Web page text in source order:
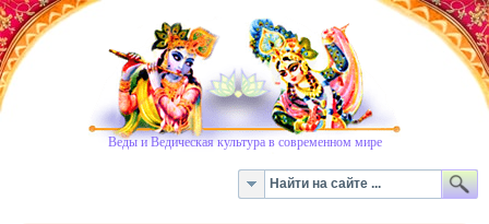
Веды и Ведическая культура в современном мире